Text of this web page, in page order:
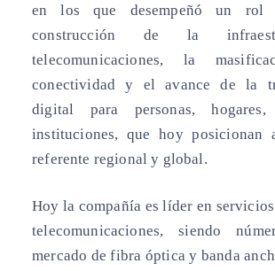
en los que desempeñó un
construcción de la
telecomunicaciones, la
conectividad y el avance de la
digital para personas, hogares,
instituciones, que hoy posicionan
referente regional y global.
Hoy la compañía es líder en
telecomunicaciones, siendo
mercado de fibra óptica y banda